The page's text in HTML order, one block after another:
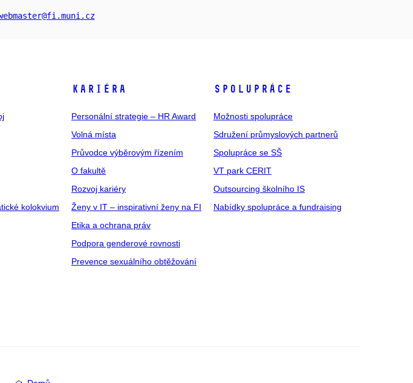
@fi .muni .cz
kolokvium
KARIÉRA
Personální strategie – HR Award
Volná místa
Průvodce výběrovým řízením
O fakultě
Rozvoj kariéry
Ženy v IT – inspirativní ženy na FI
Etika a ochrana práv
Podpora genderové rovnosti
Prevence sexuálního obtěžování
SPOLUPRÁCE
Možnosti spolupráce
Sdružení průmyslových partnerů
Spolupráce se SŠ
VT park CERIT
Outsourcing školního IS
Nabídky spolupráce a fundraising